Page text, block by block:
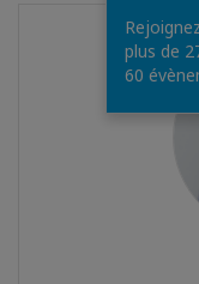
plus de
60